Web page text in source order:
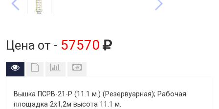
Цена от - 57570
Вышка ПСРВ-21-Р (11.1 м.) (Резервуарная); Рабочая
площадка 2х1,2м высота 11.1 м.